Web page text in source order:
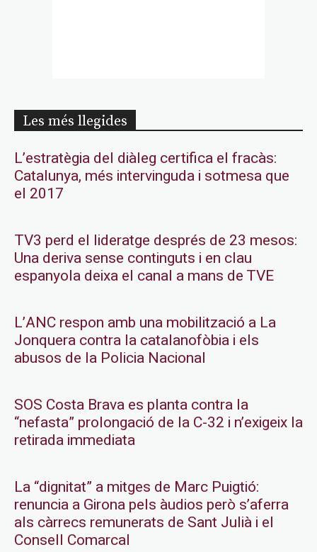
Les més llegides
L’estratègia del diàleg certifica el fracàs:
Catalunya, més intervinguda i sotmesa que
el 2017
TV3 perd el lideratge després de 23 mesos:
Una deriva sense continguts i en clau
espanyola deixa el canal a mans de TVE
L’ANC respon amb una mobilització a La
Jonquera contra la catalanofòbia i els
abusos de la Policia Nacional
SOS Costa Brava es planta contra la
“nefasta” prolongació de la C-32 i n’exigeix la
retirada immediata
La “dignitat” a mitges de Marc Puigtió:
renuncia a Girona pels àudios però s’aferra
als càrrecs remunerats de Sant Julià i el
Consell Comarcal